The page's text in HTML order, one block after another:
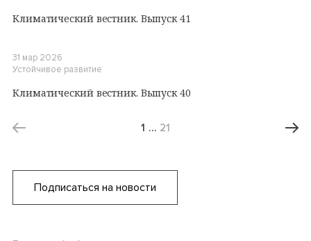
Климатический вестник. Выпуск 41
31 мар 2026
Устойчивое развитие
Климатический вестник. Выпуск 40
1 … 21
Подписаться на новости